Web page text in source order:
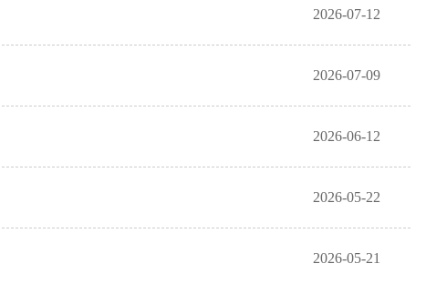
2026-07-12
2026-07-09
2026-06-12
2026-05-22
2026-05-21